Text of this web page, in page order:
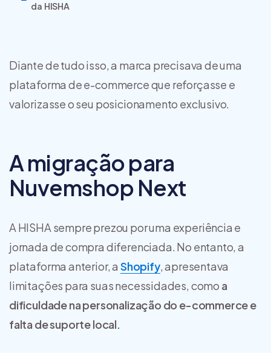
da HISHA
Diante de tudo isso, a marca precisava de uma
plataforma de e-commerce que reforçasse e
valorizasse o seu posicionamento exclusivo.
A migração para
Nuvemshop Next
A HISHA sempre prezou por uma experiência e
jornada de compra diferenciada. No entanto, a
plataforma anterior, a Shopify, apresentava
limitações para suas necessidades, como a
dificuldade na personalização do e-commerce e
falta de suporte local.